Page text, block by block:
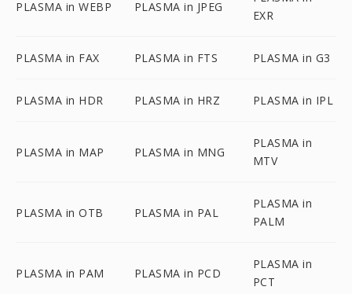
PLASMA in WEBP PLASMA in JPEG
EXR
PLASMA in FAX PLASMA in FTS PLASMA in G3
PLASMA in HDR PLASMA in HRZ PLASMA in IPL
PLASMA in MAP PLASMA in MNG
PLASMA in
MTV
PLASMA in OTB PLASMA in PAL
PLASMA in
PALM
PLASMA in PAM PLASMA in PCD
PLASMA in
PCT